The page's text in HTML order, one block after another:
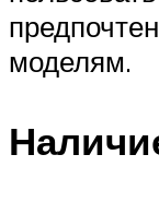
моделям.